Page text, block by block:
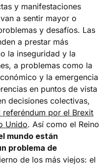
y manifestaciones
a sentir mayor o
y desafíos. Las
a prestar más
la inseguridad y la
a problemas como la
y la emergencia
en puntos de vista
decisiones colectivas,
por el Brexit
Unido. Así como el Reino
mundo están
problema de
de los más viejos: el